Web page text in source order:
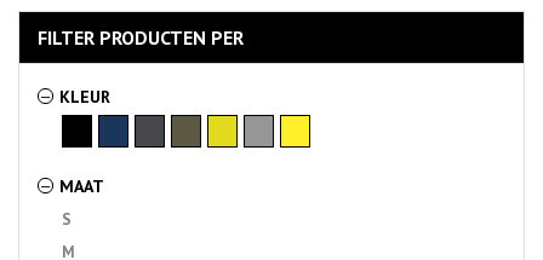
FILTER PRODUCTEN PER
– KLEUR
– MAAT
S
M